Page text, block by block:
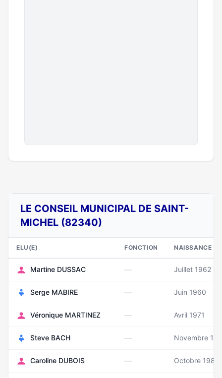
LE CONSEIL MUNICIPAL DE SAINT-
MICHEL (82340)
ELU(E) FONCTION NAISSANCE
Martine DUSSAC — Juillet 1962
Serge MABIRE — Juin 1960
Véronique MARTINEZ — Avril 1971
Steve BACH — Novembre
Caroline DUBOIS — Octobre 1987